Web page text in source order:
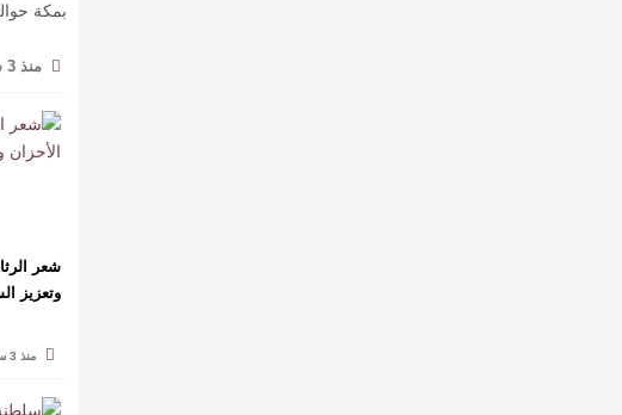
منذ 3 سنوات
شعر
وتعزيز
منذ 3 سنوات